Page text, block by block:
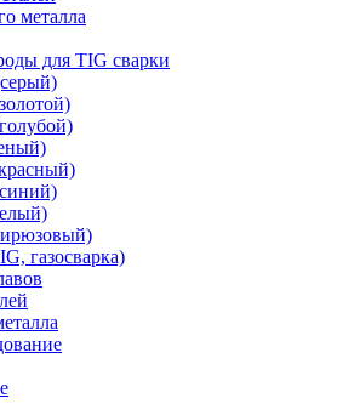
металла
для TIG сварки
газосварка)